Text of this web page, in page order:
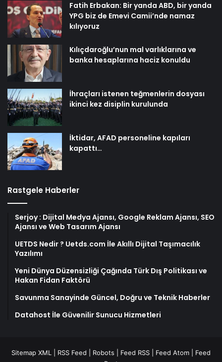
Fatih Erbakan: Bir yanda ABD, bir yanda
YPG biz de Emevi Camii’nde namaz
kılıyoruz
Kılıçdaroğlu’nun mal varlıklarına ve
banka hesaplarına haciz konuldu
İhraçları istenen teğmenlerin dosyası
ikinci kez disiplin kurulunda
İktidar, AFAD personeline kapıları
kapattı…
Rastgele Haberler
Serjoy : Dijital Medya Ajansı, Google Reklam Ajansı, SEO
Ajansı ve Web Tasarım Ajansı
UETDS Nedir ? Uetds.com İle Akıllı Dijital Taşımacılık
Yazılımı
Yeni Dünya Düzensizliği Çağında Türk Dış Politikası ve
Hakan Fidan Faktörü
Savunma Sanayinde Güncel, Doğru ve Teknik Haberler
Datahost İle Güvenilir Sunucu Hizmetleri
Sitemap XML RSS Feed Robots Feed RSS Feed Atom
Feed